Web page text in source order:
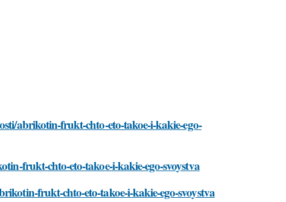
abrikotin-frukt-chto-eto-takoe-i-kakie-ego-
frukt-chto-eto-takoe-i-kakie-ego-svoystva
frukt-chto-eto-takoe-i-kakie-ego-svoystva